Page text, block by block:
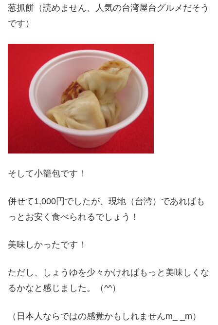
葱抓餅（読めません、人気の台湾屋台グルメだそう
です）
そして小籠包です！
併せて1,000円でしたが、現地（台湾）であればも
っとお安く食べられるでしょう！
美味しかったです！
ただし、しょうゆを少々かければもっと美味しくな
るかなと感じました。（^^）
（日本人ならではの感覚かもしれませんm_ _m）